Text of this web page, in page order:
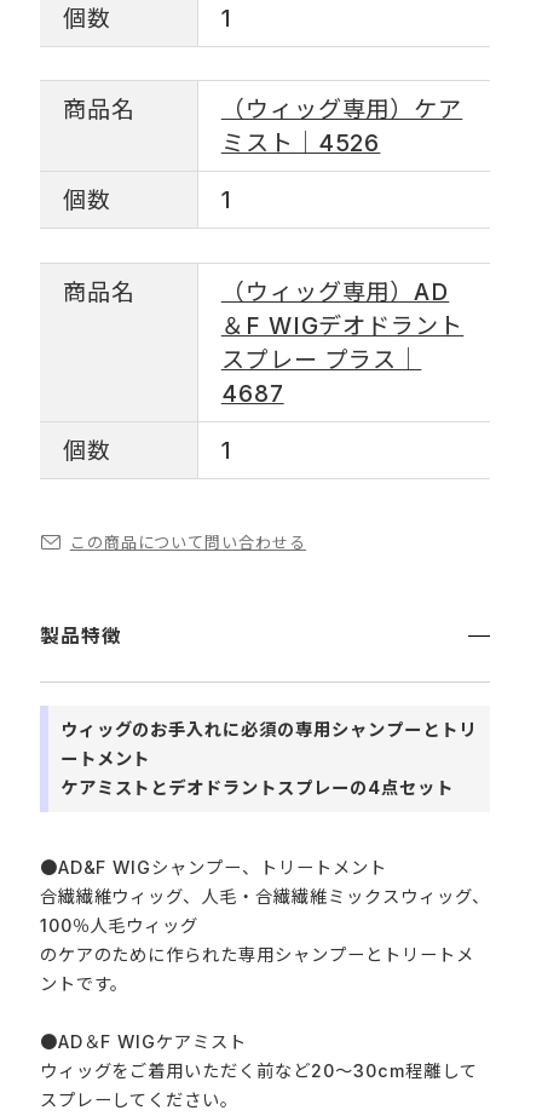
個数
1
商品名
（ウィッグ専用）ケア
ミスト｜4526
個数
1
商品名
（ウィッグ専用）AD
＆F WIGデオドラント
スプレー プラス｜
4687
個数
1
この商品について問い合わせる
製品特徴
ウィッグのお手入れに必須の専用シャンプーとトリ
ートメント
ケアミストとデオドラントスプレーの4点セット
●AD&F WIGシャンプー、トリートメント
合繊繊維ウィッグ、人毛・合繊繊維ミックスウィッグ、
100％人毛ウィッグ
のケアのために作られた専用シャンプーとトリートメ
ントです。
●AD＆F WIGケアミスト
ウィッグをご着用いただく前など20～30cm程離して
スプレーしてください。